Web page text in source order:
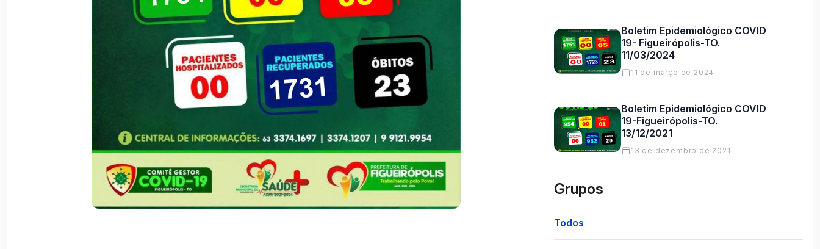
Boletim Epidemiológico COVID
19- Figueirópolis-TO.
11/03/2024
11 de março de 2024
Boletim Epidemiológico COVID
19-Figueirópolis-TO.
13/12/2021
13 de dezembro de 2021
Grupos
Todos